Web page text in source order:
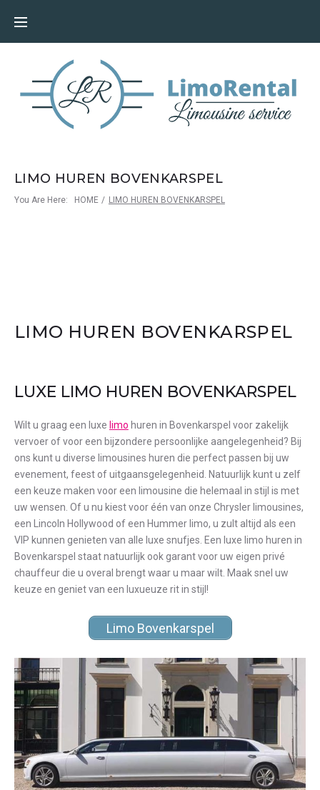
LIMO HUREN BOVENKARSPEL
You Are Here: HOME / LIMO HUREN BOVENKARSPEL
LIMO HUREN BOVENKARSPEL
LUXE LIMO HUREN BOVENKARSPEL
Wilt u graag een luxe limo huren in Bovenkarspel voor zakelijk
vervoer of voor een bijzondere persoonlijke aangelegenheid? Bij
ons kunt u diverse limousines huren die perfect passen bij uw
evenement, feest of uitgaansgelegenheid. Natuurlijk kunt u zelf
een keuze maken voor een limousine die helemaal in stijl is met
uw wensen. Of u nu kiest voor één van onze Chrysler limousines,
een Lincoln Hollywood of een Hummer limo, u zult altijd als een
VIP kunnen genieten van alle luxe snufjes. Een luxe limo huren in
Bovenkarspel staat natuurlijk ook garant voor uw eigen privé
chauffeur die u overal brengt waar u maar wilt. Maak snel uw
keuze en geniet van een luxueuze rit in stijl!
Limo Bovenkarspel